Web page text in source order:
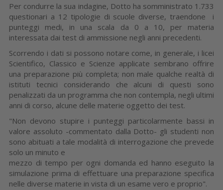
Per condurre la sua indagine, Dotto ha somministrato 1.733
questionari a 12 tipologie di scuole diverse, traendone i
punteggi medi, in una scala da 0 a 10, per materia
interessata dai test di ammissione negli anni precedenti.
Scorrendo i dati si possono notare come, in generale, i licei
Scientifico, Classico e Scienze applicate sembrano offrire
una preparazione più completa; non male qualche realtà di
istituti tecnici considerando che alcuni di questi sono
penalizzati da un programma che non contempla, negli ultimi
anni di corso, alcune delle materie oggetto dei test.
"Non devono stupire i punteggi particolarmente bassi in
valore assoluto -commentato dalla Dotto- gli studenti non
sono abituati a tale modalità di interrogazione che prevede
solo un minuto e
mezzo di tempo per ogni domanda ed hanno eseguito la
simulazione prima di effettuare una preparazione specifica
nelle diverse materie in vista di un esame vero e proprio".